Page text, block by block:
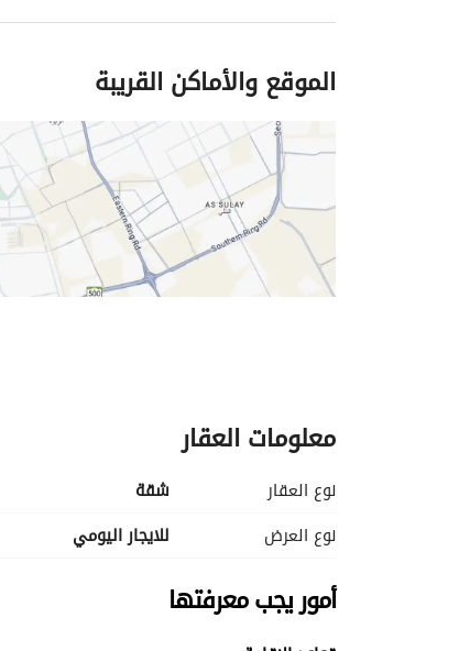
الموقع والأماكن القريبة
معلومات العقار
نوع العقار
شقة
نوع العرض
للايجار اليومي
أمور يجب معرفتها